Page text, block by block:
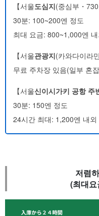
【서울도심지(중심부・
30분: 100~200엔 정도
최대 요금: 800~1,000엔 내
【서울관광지(카와다이라
무료 주차장 있음(일부 혼
【서울신이시가키 공항 주
30분: 150엔 정도
24시간 최대: 1,200엔 내외
저렴
(최대